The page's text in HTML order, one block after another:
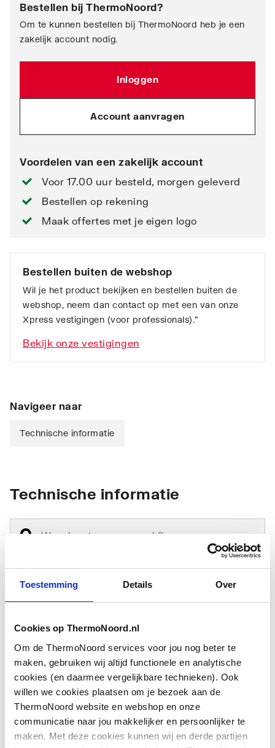
Toestemming Details Over
Cookies op ThermoNoord.nl
Om de ThermoNoord services voor jou nog beter te
maken, gebruiken wij altijd functionele en analytische
cookies (en daarmee vergelijkbare technieken). Ook
willen we cookies plaatsen om je bezoek aan de
ThermoNoord website en webshop en onze
communicatie naar jou makkelijker en persoonlijker te
maken. Met deze cookies kunnen wij en derde partijen
Bestellen bij ThermoNoord?
Om te kunnen bestellen bij ThermoNoord heb je een
zakelijk account nodig.
Inloggen
Account aanvragen
Voordelen van een zakelijk account
Voor 17.00 uur besteld, morgen geleverd
Bestellen op rekening
Maak offertes met je eigen logo
Bestellen buiten de webshop
Wil je het product bekijken en bestellen buiten de
webshop, neem dan contact op met een van onze
Xpress vestigingen (voor professionals).”
Bekijk onze vestigingen
Navigeer naar
Technische informatie
Technische informatie
Type
Overig
Toebehoren Nee
Onderdeel Ja